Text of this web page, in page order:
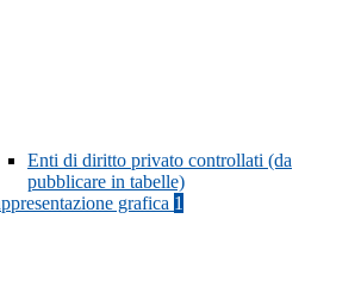
Enti di diritto privato controllati (da
pubblicare in tabelle)
grafica 1